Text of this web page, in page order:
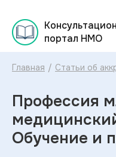
портал НМО
Главная / Статьи об
Профессия
Обучение и